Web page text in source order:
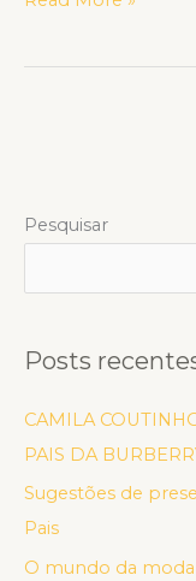
Pesquisar
Posts
CAMILA
PAIS DA
Sugestões de
Pais
O mundo da moda